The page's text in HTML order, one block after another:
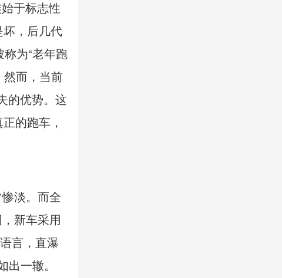
于标志性
，后几代
为“老年跑
然而，当前
的优势。这
的跑车，
淡。而全
新车采用
言，直瀑
一辙。